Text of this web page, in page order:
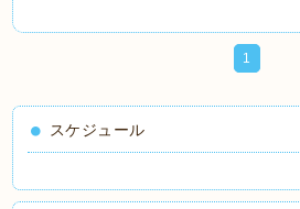
1
スケジュール